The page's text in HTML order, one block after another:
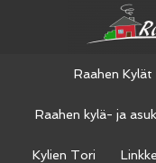
Raahen Kylät
Raahen kylä- ja
Kylien Tori